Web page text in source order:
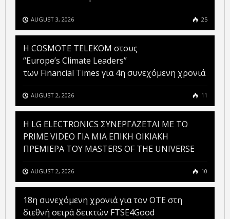
AUGUST 3, 2026 25
Η COSMOTE TELEKOM στους
“Europe’s Climate Leaders”
των Financial Times για 4η συνεχόμενη χρονιά
AUGUST 2, 2026 11
H LG ELECTRONICS ΣΥΝΕΡΓΑΖΕΤΑΙ ΜΕ ΤΟ
PRIME VIDEO ΓΙΑ ΜΙΑ ΕΠΙΚΗ ΟΙΚΙΑΚΗ
ΠΡΕΜΙΕΡΑ ΤΟΥ MASTERS OF THE UNIVERSE
AUGUST 2, 2026 10
18η συνεχόμενη χρονιά για τον ΟΤΕ στη
διεθνή σειρά δεικτών FTSE4Good